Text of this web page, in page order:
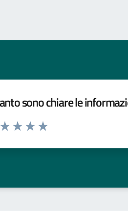
sono chiare le
da 1 a 5 stelle la pagina